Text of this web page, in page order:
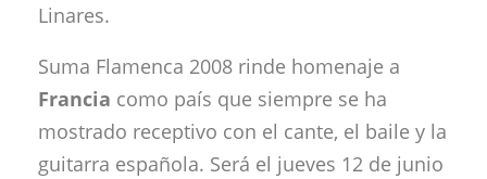
Linares.
Suma Flamenca 2008 rinde homenaje a
Francia como país que siempre se ha
mostrado receptivo con el cante, el baile y la
guitarra española. Será el jueves 12 de junio